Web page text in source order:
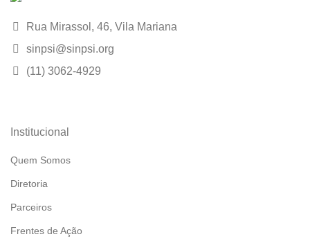
Rua Mirassol, 46, Vila Mariana
sinpsi@sinpsi.org
(11) 3062-4929
Institucional
Quem Somos
Diretoria
Parceiros
Frentes de Ação